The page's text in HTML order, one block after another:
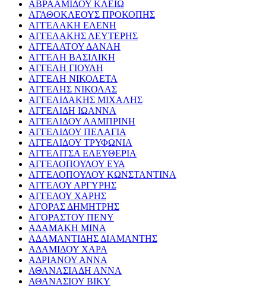
ΑΒΡΑΑΜΙΔΟΥ ΚΛΕΙΩ
ΑΓΑΘΟΚΛΕΟΥΣ ΠΡΟΚΟΠΗΣ
ΑΓΓΕΛΑΚΗ ΕΛΕΝΗ
ΑΓΓΕΛΑΚΗΣ ΛΕΥΤΕΡΗΣ
ΑΓΓΕΛΑΤΟΥ ΔΑΝΑΗ
ΑΓΓΕΛΗ ΒΑΣΙΛΙΚΗ
ΑΓΓΕΛΗ ΓΙΟΥΛΗ
ΑΓΓΕΛΗ ΝΙΚΟΛΕΤΑ
ΑΓΓΕΛΗΣ ΝΙΚΟΛΑΣ
ΑΓΓΕΛΙΔΑΚΗΣ ΜΙΧΑΛΗΣ
ΑΓΓΕΛΙΔΗ ΙΩΑΝΝΑ
ΑΓΓΕΛΙΔΟΥ ΛΑΜΠΡΙΝΗ
ΑΓΓΕΛΙΔΟΥ ΠΕΛΑΓΙΑ
ΑΓΓΕΛΙΔΟΥ ΤΡΥΦΩΝΙΑ
ΑΓΓΕΛΙΤΣΑ ΕΛΕΥΘΕΡΙΑ
ΑΓΓΕΛΟΠΟΥΛΟΥ ΕΥΑ
ΑΓΓΕΛΟΠΟΥΛΟΥ ΚΩΝΣΤΑΝΤΙΝΑ
ΑΓΓΕΛΟΥ ΑΡΓΥΡΗΣ
ΑΓΓΕΛΟΥ ΧΑΡΗΣ
ΑΓΟΡΑΣ ΔΗΜΗΤΡΗΣ
ΑΓΟΡΑΣΤΟΥ ΠΕΝΥ
ΑΔΑΜΑΚΗ ΜΙΝΑ
ΑΔΑΜΑΝΤΙΔΗΣ ΔΙΑΜΑΝΤΗΣ
ΑΔΑΜΙΔΟΥ ΧΑΡΑ
ΑΔΡΙΑΝΟΥ ΑΝΝΑ
ΑΘΑΝΑΣΙΑΔΗ ΑΝΝΑ
ΑΘΑΝΑΣΙΟΥ ΒΙΚΥ